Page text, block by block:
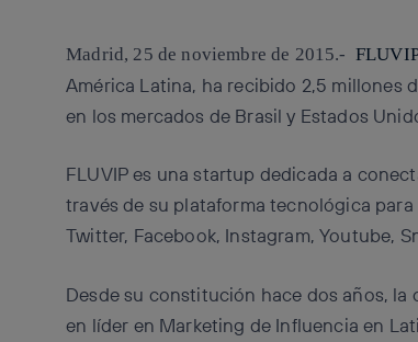
Madrid, 25 de noviembre de 2015.-
América Latina, ha recibido 2,5 millones
en los mercados de Brasil y Estados
FLUVIP es una startup dedicada a
través de su plataforma tecnológica
Twitter, Facebook, Instagram, Youtube,
Desde su constitución hace dos años,
en líder en Marketing de Influencia en